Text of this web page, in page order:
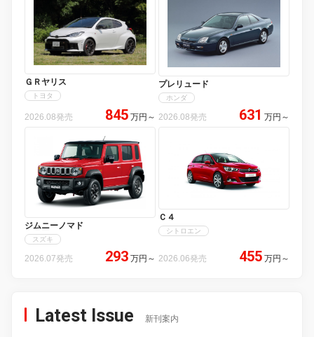
ＧＲヤリス
トヨタ
2026.08発売 845 万円 ～
プレリュード
ホンダ
2026.08発売 631 万円 ～
ジムニーノマド
スズキ
2026.07発売 293 万円 ～
Ｃ４
シトロエン
2026.06発売 455 万円 ～
Latest Issue 新刊案内